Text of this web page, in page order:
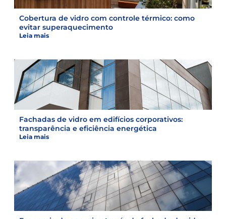
Cobertura de vidro com controle térmico: como
evitar superaquecimento
Leia mais
Fachadas de vidro em edifícios corporativos:
transparência e eficiência energética
Leia mais